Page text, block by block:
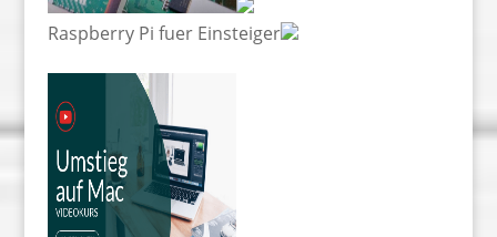
Raspberry Pi fuer Einsteiger